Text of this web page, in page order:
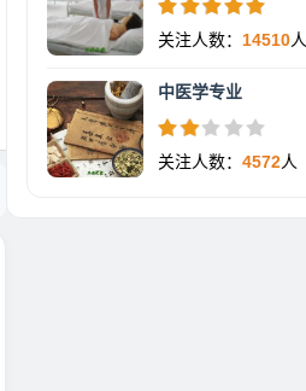
关注人数： 14510人
中医学专业
关注人数： 4572人